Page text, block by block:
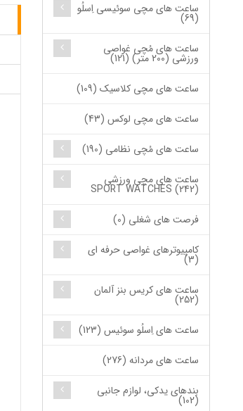
ساعت های مچی سوئیسی اِسلُو
(69)
ساعت های مُچی غواصی
ورزشی (200 متر) (121)
ساعت های مچی کلاسیک (109)
ساعت های مچی لوکس (43)
ساعت های مُچی نظامی (190)
ساعت های مچی ورزشی
SPORT WATCHES (242)
فرصت های شغلی (0)
کامپیوترهای غواصی حرفه ای
(3)
ساعت های کریس بنز آلمان
(252)
ساعت های اِسلُو سوئیس (123)
ساعت های مردانه (276)
بندهای یدکی، لوازم جانبی
(102)